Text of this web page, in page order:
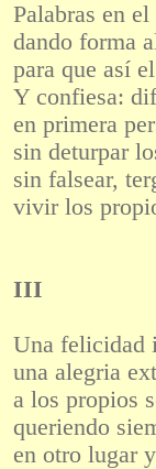
Palabras en
dando forma
para que así
Y confiesa:
en primera
sin deturpar
sin falsear,
vivir los
III
Una felicidad
una alegria
a los propios
queriendo
en otro lugar